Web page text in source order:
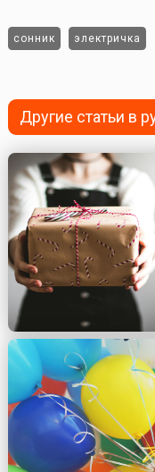
сонник электричка
Другие статьи в